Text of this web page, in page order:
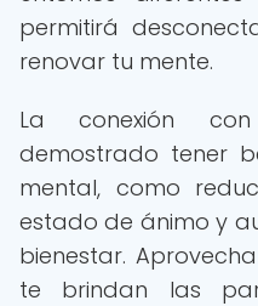
permitirá
renovar tu mente.
La conexión
demostrado tener
mental, como
estado de ánimo y
bienestar.
te brindan las